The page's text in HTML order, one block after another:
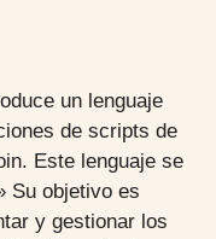
un lenguaje
de scripts de
Este lenguaje se
Su objetivo es
y gestionar los